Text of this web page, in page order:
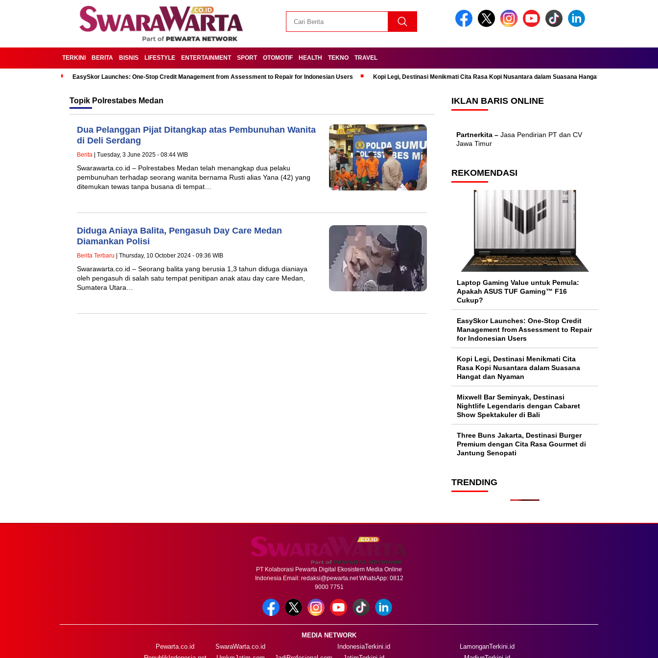
TERKINI BERITA BISNIS LIFESTYLE ENTERTAINMENT SPORT OTOMOTIF HEALTH TEKNO TRAVEL
EasySkor Launches: One-Stop Credit Management from Assessment to Repair for Indonesian Users Kopi Legi, Destinasi Menikmati Cita Rasa Kopi Nusantara dalam Suasana Hangat dan Nyaman
Topik Polrestabes Medan
Dua Pelanggan Pijat Ditangkap atas Pembunuhan Wanita
di Deli Serdang
Berita | Tuesday, 3 June 2025 - 08:44 WIB
Swarawarta.co.id – Polrestabes Medan telah menangkap dua pelaku
pembunuhan terhadap seorang wanita bernama Rusti alias Yana (42) yang
ditemukan tewas tanpa busana di tempat…
Diduga Aniaya Balita, Pengasuh Day Care Medan
Diamankan Polisi
Berita Terbaru | Thursday, 10 October 2024 - 09:36 WIB
Swarawarta.co.id – Seorang balita yang berusia 1,3 tahun diduga dianiaya
oleh pengasuh di salah satu tempat penitipan anak atau day care Medan,
Sumatera Utara…
IKLAN BARIS ONLINE
Partnerkita – Jasa Pendirian PT dan CV
Jawa Timur
REKOMENDASI
Laptop Gaming Value untuk Pemula:
Apakah ASUS TUF Gaming™ F16
Cukup?
EasySkor Launches: One-Stop Credit
Management from Assessment to Repair
for Indonesian Users
Kopi Legi, Destinasi Menikmati Cita
Rasa Kopi Nusantara dalam Suasana
Hangat dan Nyaman
Mixwell Bar Seminyak, Destinasi
Nightlife Legendaris dengan Cabaret
Show Spektakuler di Bali
Three Buns Jakarta, Destinasi Burger
Premium dengan Cita Rasa Gourmet di
Jantung Senopati
TRENDING
PT Kolaborasi Pewarta Digital Ekosistem Media Online
Indonesia Email: redaksi@pewarta.netWhatsApp: 0812
9000 7751
MEDIA NETWORK
Pewarta.co.id
SwaraWarta.co.id
IndonesiaTerkini.id
LamonganTerkini.id